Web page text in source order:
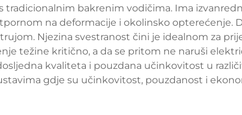
bakrenim vodičima. Ima
na deformacije i okolinsko opterećenje.
Njezina svestranost čini je idealnom za
težine kritično, a da se pritom ne naruši
kvaliteta i pouzdana učinkovitost u
gdje su učinkovitost, pouzdanost i